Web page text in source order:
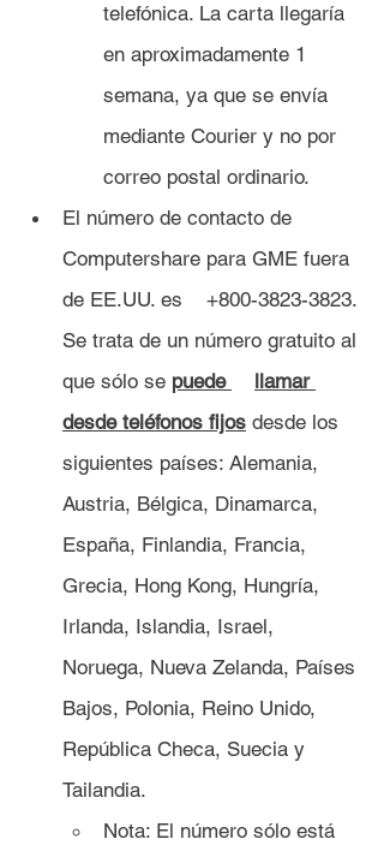
telefónica. La carta llegaría
en aproximadamente 1
semana, ya que se envía
mediante Courier y no por
correo postal ordinario.
El número de contacto de
Computershare para GME fuera
de EE.UU. es 	+800-3823-3823.
Se trata de un número gratuito al
que sólo se puede 	llamar
desde teléfonos fijos desde los
siguientes países: Alemania,
Austria, Bélgica, Dinamarca,
España, Finlandia, Francia,
Grecia, Hong Kong, Hungría,
Irlanda, Islandia, Israel,
Noruega, Nueva Zelanda, Países
Bajos, Polonia, Reino Unido,
República Checa, Suecia y
Tailandia.
Nota: El número sólo está